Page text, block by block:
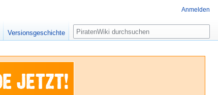
Anmelden
Versionsgeschichte Suche